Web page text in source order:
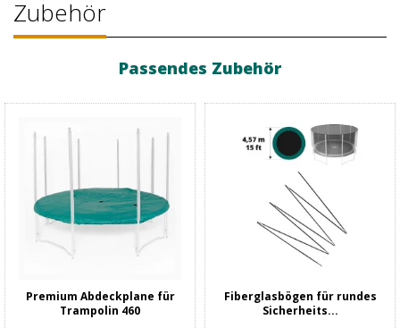
Zubehör
Passendes Zubehör
Premium Abdeckplane für
Trampolin 460
Fiberglasbögen für rundes
Sicherheits...